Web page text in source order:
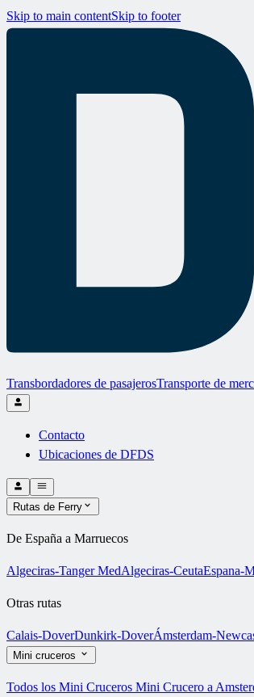
Skip to main contentSkip to footer
Transbordadores de pasajerosTransporte de
Contacto
Ubicaciones de DFDS
Rutas de Ferry
De España a Marruecos
Algeciras-Tanger MedAlgeciras-CeutaEspana-
Otras rutas
Calais-DoverDunkirk-DoverÁmsterdam-
Mini cruceros
Todos los Mini Cruceros Mini Crucero a